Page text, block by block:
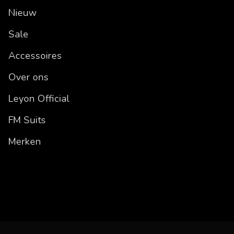
Nieuw
Sale
Accessoires
Over ons
Leyon Official
FM Suits
Merken